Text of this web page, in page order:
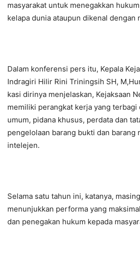
masyarakat untuk menegakkan
kelapa dunia ataupun dikenal dengan
Dalam konferensi pers itu, Kepala
Indragiri Hilir Rini Triningsih SH,
kasi dirinya menjelaskan, Kejaksaan
memiliki perangkat kerja yang terbagi
umum, pidana khusus, perdata dan
pengelolaan barang bukti dan barang
intelejen.
Selama satu tahun ini, katanya,
menunjukkan performa yang
dan penegakan hukum kepada